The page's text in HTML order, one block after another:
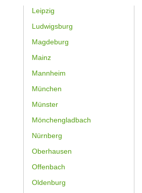
Leipzig
Ludwigsburg
Magdeburg
Mainz
Mannheim
München
Münster
Mönchengladbach
Nürnberg
Oberhausen
Offenbach
Oldenburg